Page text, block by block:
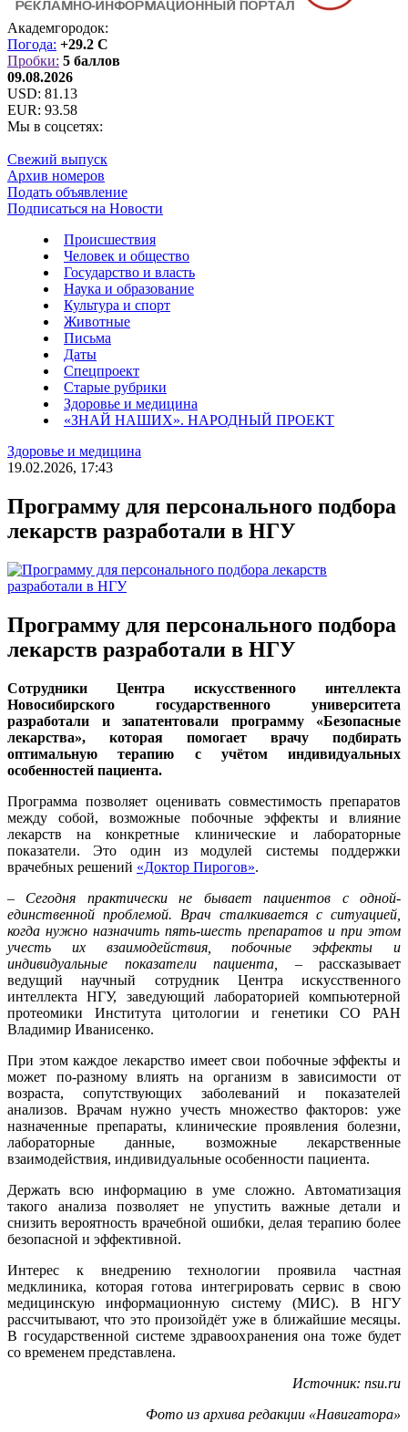
Академгородок:
Погода: +29.2 C
Пробки: 5 баллов
09.08.2026
USD: 81.13
EUR: 93.58
Мы в соцсетях:
Свежий выпуск
Архив номеров
Подать объявление
Подписаться на Новости
Происшествия
Человек и общество
Государство и власть
Наука и образование
Культура и спорт
Животные
Письма
Даты
Спецпроект
Старые рубрики
Здоровье и медицина
«ЗНАЙ НАШИХ». НАРОДНЫЙ ПРОЕКТ
Здоровье и медицина
19.02.2026, 17:43
Программу для персонального подбора
лекарств разработали в НГУ
Программу для персонального подбора
лекарств разработали в НГУ
Сотрудники Центра искусственного интеллекта
Новосибирского государственного университета
разработали и запатентовали программу «Безопасные
лекарства», которая помогает врачу подбирать
оптимальную терапию с учётом индивидуальных
особенностей пациента.
Программа позволяет оценивать совместимость препаратов
между собой, возможные побочные эффекты и влияние
лекарств на конкретные клинические и лабораторные
показатели. Это один из модулей системы поддержки
врачебных решений «Доктор Пирогов».
– Сегодня практически не бывает пациентов с одной-
единственной проблемой. Врач сталкивается с ситуацией,
когда нужно назначить пять-шесть препаратов и при этом
учесть их взаимодействия, побочные эффекты и
индивидуальные показатели пациента,
– рассказывает
ведущий научный сотрудник Центра искусственного
интеллекта НГУ, заведующий лабораторией компьютерной
протеомики Института цитологии и генетики СО РАН
Владимир Иванисенко.
При этом каждое лекарство имеет свои побочные эффекты и
может по-разному влиять на организм в зависимости от
возраста, сопутствующих заболеваний и показателей
анализов. Врачам нужно учесть множество факторов: уже
назначенные препараты, клинические проявления болезни,
лабораторные данные, возможные лекарственные
взаимодействия, индивидуальные особенности пациента.
Держать всю информацию в уме сложно. Автоматизация
такого анализа позволяет не упустить важные детали и
снизить вероятность врачебной ошибки, делая терапию более
безопасной и эффективной.
Интерес к внедрению технологии проявила частная
медклиника, которая готова интегрировать сервис в свою
медицинскую информационную систему (МИС). В НГУ
рассчитывают, что это произойдёт уже в ближайшие месяцы.
В государственной системе здравоохранения она тоже будет
со временем представлена.
Источник: nsu.ru
Фото из архива редакции «Навигатора»